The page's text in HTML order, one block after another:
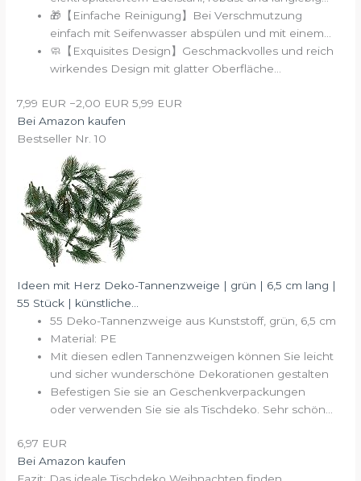
🎁【Einfache Reinigung】Bei Verschmutzung
einfach mit Seifenwasser abspülen und mit einem...
🧼【Exquisites Design】Geschmackvolles und reich
wirkendes Design mit glatter Oberfläche...
7,99 EUR −2,00 EUR 5,99 EUR
Bei Amazon kaufen
Bestseller Nr. 10
Ideen mit Herz Deko-Tannenzweige | grün | 6,5 cm lang |
55 Stück | künstliche...
55 Deko-Tannenzweige aus Kunststoff, grün, 6,5 cm
Material: PE
Mit diesen edlen Tannenzweigen können Sie leicht
und sicher wunderschöne Dekorationen gestalten
Befestigen Sie sie an Geschenkverpackungen
oder verwenden Sie sie als Tischdeko. Sehr schön...
6,97 EUR
Bei Amazon kaufen